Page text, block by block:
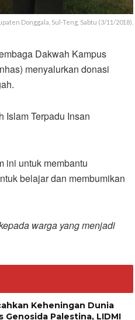
Donggala, Sul-Teng, Sabtu (3/11/2018).
Dakwah Kampus
menyalurkan donasi
Islam Terpadu Insan
ini untuk membantu
belajar dan membumikan
warga yang menjadi
Keheningan Dunia
Genosida Palestina, LIDMI